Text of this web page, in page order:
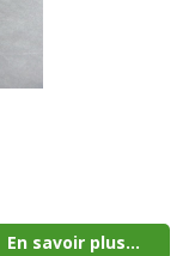
En savoir plus...